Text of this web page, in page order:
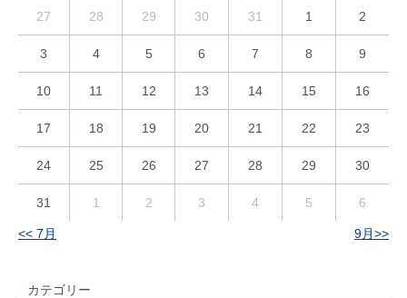
27
28 29 30 31 1 2
3 4 5 6 7 8 9
10 11 12 13 14 15 16
17 18 19 20 21 22 23
24 25 26 27 28 29 30
31 1 2 3 4 5 6
<< 7月 9月>>
カテゴリー